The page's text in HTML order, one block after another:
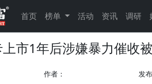
首页 榜单 活动 资讯 调研
市1年后涉嫌暴力催收
作者： 发